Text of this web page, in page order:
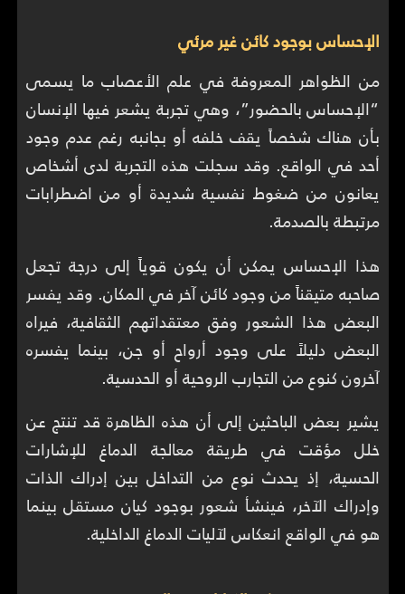
الإحساس بوجود كائن غير مرئي
من الظواهر المعروفة في علم الأعصاب ما يسمى
“الإحساس بالحضور”، وهي تجربة يشعر فيها الإنسان
بأن هناك شخصاً يقف خلفه أو بجانبه رغم عدم وجود
أحد في الواقع. وقد سجلت هذه التجربة لدى أشخاص
يعانون من ضغوط نفسية شديدة أو من اضطرابات
مرتبطة بالصدمة.
هذا الإحساس يمكن أن يكون قوياً إلى درجة تجعل
صاحبه متيقناً من وجود كائن آخر في المكان. وقد يفسر
البعض هذا الشعور وفق معتقداتهم الثقافية، فيراه
البعض دليلاً على وجود أرواح أو جن، بينما يفسره
آخرون كنوع من التجارب الروحية أو الحدسية.
يشير بعض الباحثين إلى أن هذه الظاهرة قد تنتج عن
خلل مؤقت في طريقة معالجة الدماغ للإشارات
الحسية، إذ يحدث نوع من التداخل بين إدراك الذات
وإدراك الآخر، فينشأ شعور بوجود كيان مستقل بينما
هو في الواقع انعكاس لآليات الدماغ الداخلية.